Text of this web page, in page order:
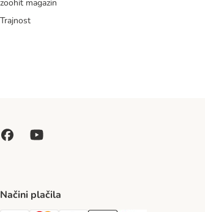
zoohit magazin
Trajnost
Načini plačila